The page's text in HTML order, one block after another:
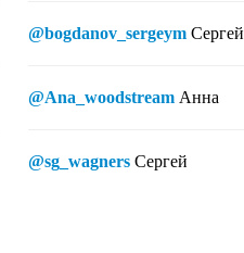
@bogdanov_sergeym Сергей
@Ana_woodstream Анна
@sg_wagners Сергей